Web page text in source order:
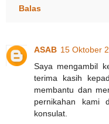
Balas
ASAB 15 Oktober
Saya mengambil
terima kasih
membantu dan
pernikahan kami
konsulat.